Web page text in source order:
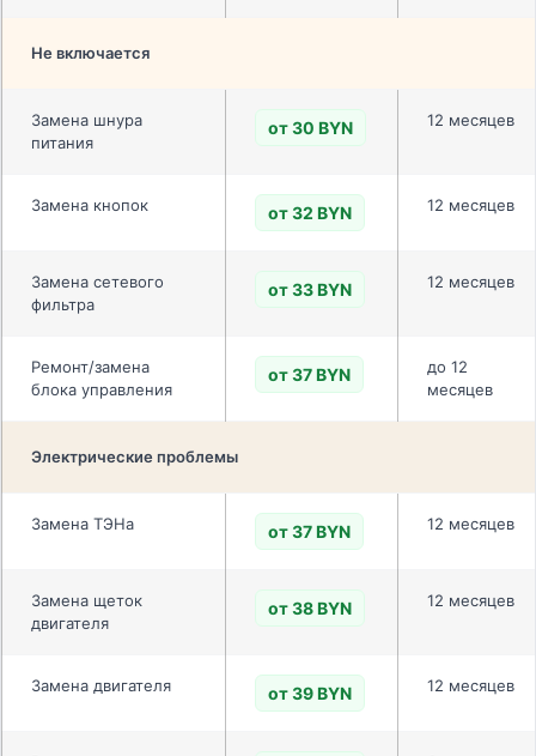
Не включается
Замена шнура
питания
от 30 BYN 12 месяцев
Замена кнопок от 32 BYN 12 месяцев
Замена сетевого
фильтра
от 33 BYN 12 месяцев
Ремонт/замена
блока управления
от 37 BYN
до 12
месяцев
Электрические проблемы
Замена ТЭНа от 37 BYN 12 месяцев
Замена щеток
двигателя
от 38 BYN 12 месяцев
Замена двигателя от 39 BYN 12 месяцев